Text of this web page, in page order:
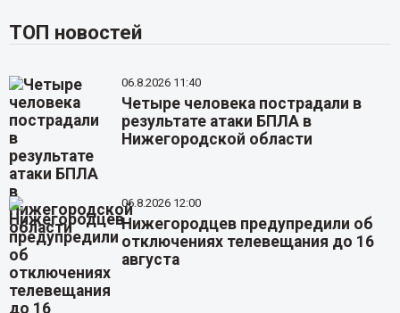
ТОП новостей
06.8.2026 11:40
Четыре человека пострадали в
результате атаки БПЛА в
Нижегородской области
06.8.2026 12:00
Нижегородцев предупредили об
отключениях телевещания до 16
августа